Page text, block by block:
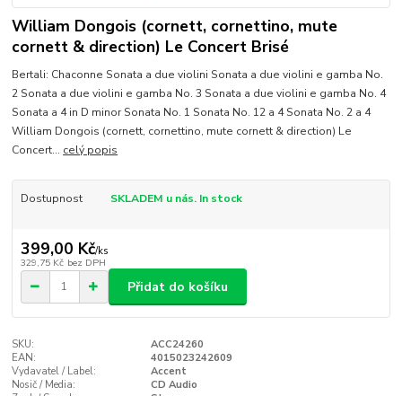
William Dongois (cornett, cornettino, mute
cornett & direction) Le Concert Brisé
Bertali: Chaconne Sonata a due violini Sonata a due violini e gamba No.
2 Sonata a due violini e gamba No. 3 Sonata a due violini e gamba No. 4
Sonata a 4 in D minor Sonata No. 1 Sonata No. 12 a 4 Sonata No. 2 a 4
William Dongois (cornett, cornettino, mute cornett & direction) Le
Concert... celý popis
Dostupnost SKLADEM u nás. In stock
399,00 Kč/ks
329,75 Kč bez DPH
Přidat do košíku
SKU:
ACC24260
EAN:
4015023242609
Vydavatel / Label:
Accent
Nosič / Media:
CD Audio